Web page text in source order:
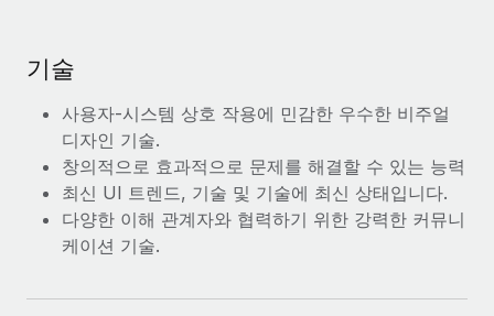
Shootsta가 Remote를 통해 네 개의 시장에서 글로벌
채용을 확장한 방법
비디오 콘텐츠를 활용한 마케팅이 계속해서 인기를 끌면서, 기업들
에게는 흥미롭고 전문적인 비디오 제작이 어느 때보다 중요해졌습
니다. 그러나 대부분의 회사들은 그렇게 높은 품질의...
기술
사용자-시스템 상호 작용에 민감한 우수한 비주얼
디자인 기술.
창의적으로 효과적으로 문제를 해결할 수 있는 능력
최신 UI 트렌드, 기술 및 기술에 최신 상태입니다.
다양한 이해 관계자와 협력하기 위한 강력한 커뮤니
케이션 기술.